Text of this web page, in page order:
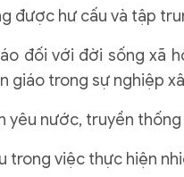
được hư cấu và tập
đối với đời sống xã
giáo trong sự nghiệp
yêu nước, truyền
trong việc thực hiện